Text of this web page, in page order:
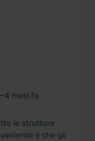
4 mesi fa
le strutture
è che gli